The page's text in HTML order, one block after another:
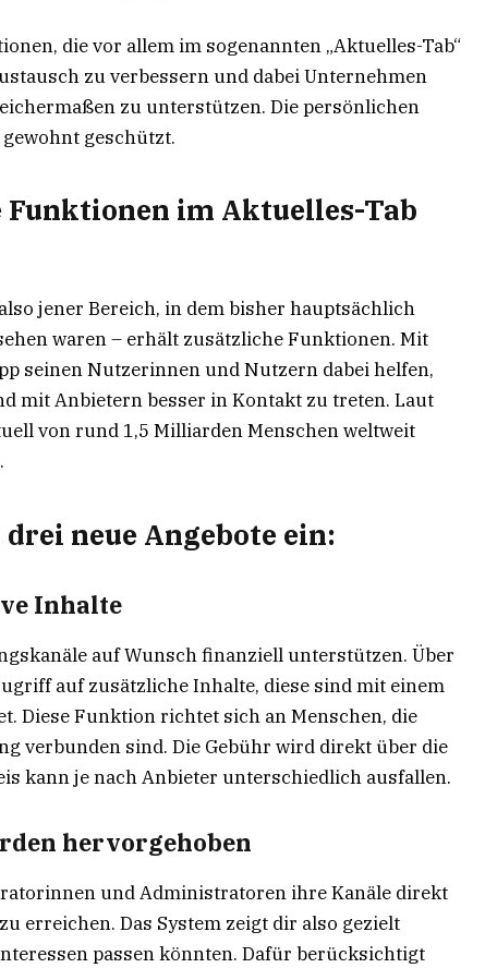
die vor allem im sogenannten „Aktuelles-Tab“
zu verbessern und dabei Unternehmen
zu unterstützen. Die persönlichen
geschützt.
im Aktuelles-Tab
jener Bereich, in dem bisher hauptsächlich
waren – erhält zusätzliche Funktionen. Mit
seinen Nutzerinnen und Nutzern dabei helfen,
mit Anbietern besser in Kontakt zu treten. Laut
von rund 1,5 Milliarden Menschen weltweit
neue Angebote ein:
Inhalte
auf Wunsch finanziell unterstützen. Über
auf zusätzliche Inhalte, diese sind mit einem
Diese Funktion richtet sich an Menschen, die
verbunden sind. Die Gebühr wird direkt über die
kann je nach Anbieter unterschiedlich ausfallen.
hervorgehoben
und Administratoren ihre Kanäle direkt
erreichen. Das System zeigt dir also gezielt
passen könnten. Dafür berücksichtigt